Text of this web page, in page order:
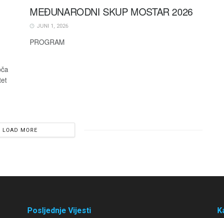
MEĐUNARODNI SKUP MOSTAR 2026
JUNI 1, 2026
PROGRAM
LOAD MORE
Posljednje Vijesti